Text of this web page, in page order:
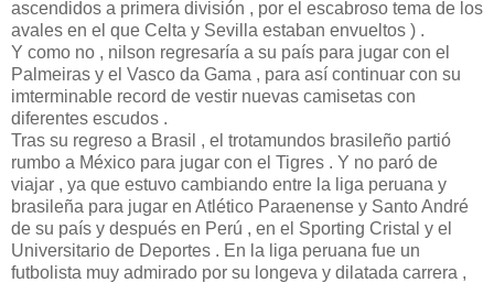
ascendidos a primera división , por el escabroso tema de los
avales en el que Celta y Sevilla estaban envueltos ) .
Y como no , nilson regresaría a su país para jugar con el
Palmeiras y el Vasco da Gama , para así continuar con su
imterminable record de vestir nuevas camisetas con
diferentes escudos .
Tras su regreso a Brasil , el trotamundos brasileño partió
rumbo a México para jugar con el Tigres . Y no paró de
viajar , ya que estuvo cambiando entre la liga peruana y
brasileña para jugar en Atlético Paraenense y Santo André
de su país y después en Perú , en el Sporting Cristal y el
Universitario de Deportes . En la liga peruana fue un
futbolista muy admirado por su longeva y dilatada carrera ,